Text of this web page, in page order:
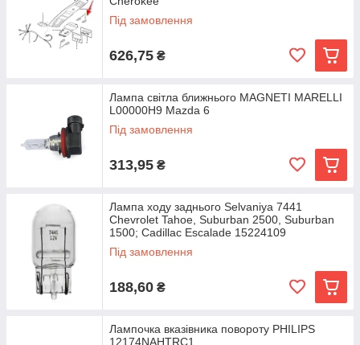
Під замовлення
626,75 ₴
Лампа світла ближнього MAGNETI MARELLI
L00000H9 Mazda 6
Під замовлення
313,95 ₴
Лампа ходу заднього Selvaniya 7441
Chevrolet Tahoe, Suburban 2500, Suburban
1500; Cadillac Escalade 15224109
Під замовлення
188,60 ₴
Лампочка вказівника повороту PHILIPS
12174NAHTRC1